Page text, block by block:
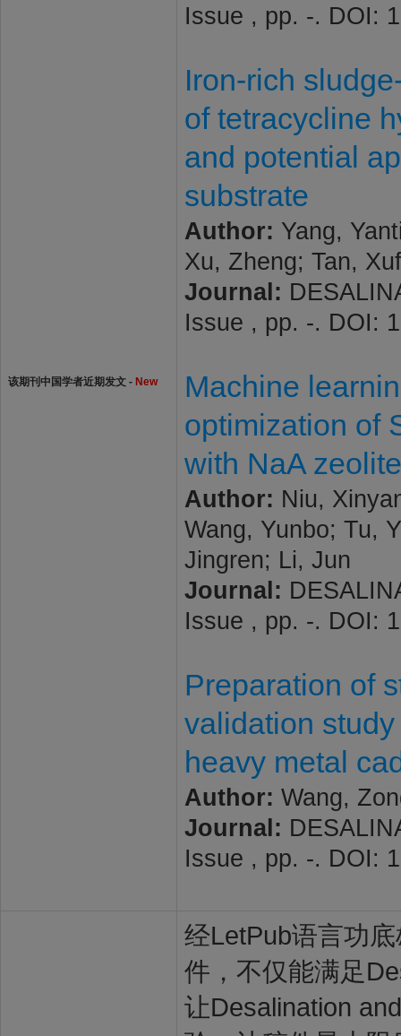
该期刊中国学者近期发文 - New
Issue , pp. -. DOI:
Iron-rich
of tetracycline
and potential
substrate
Author: Yang,
Xu, Zheng; Tan,
Journal:
Issue , pp. -. DOI:
Machine
optimization of
with NaA
Author: Niu,
Wang, Yunbo; Tu,
Jingren; Li, Jun
Journal:
Issue , pp. -. DOI:
Preparation of
validation
heavy metal
Author: Wang,
Journal:
Issue , pp. -. DOI:
经LetPub语言功
件，不仅能满足
让Desalination